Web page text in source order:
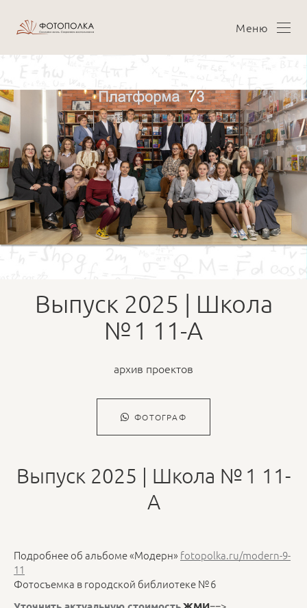
Меню
Выпуск 2025 | Школа
№ 1 11-А
архив проектов
ФОТОГРАФ
Выпуск 2025 | Школа № 1 11-
А
Подробнее об альбоме «Модерн» fotopolka.ru/modern-9-
11
Фотосъемка в городской библиотеке № 6